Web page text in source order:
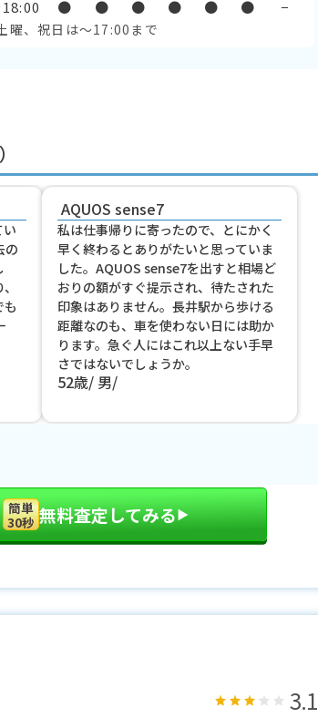
● ● ● ● ● ● −
曜、祝日は～17:00まで
の
AQUOS sense7
私は仕事帰りに寄ったので、とにかく
早く終わるとありがたいと思っていま
した。AQUOS sense7を出すと相場ど
おりの額がすぐ提示され、待たされた
印象はありません。長井駅から歩ける
距離なのも、車を使わない日には助か
ります。急ぐ人にはこれ以上ない手早
さではないでしょうか。
52歳 男
簡単
30秒 無料査定してみる▶︎
3.1